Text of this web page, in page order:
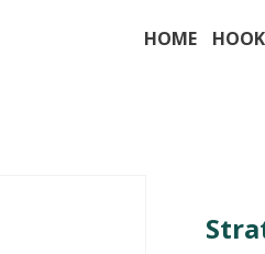
HOME